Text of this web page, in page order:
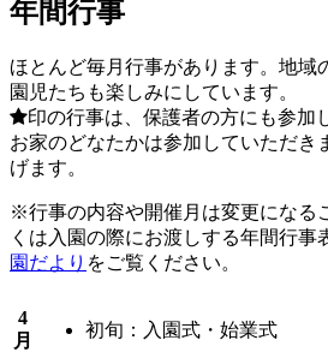
年間行事
ほとんど毎月行事があります。地域
園児たちも楽しみにしています。
印の行事は、保護者の方にも参加
お家のどなたかは参加していただき
げます。
※行事の内容や開催月は変更になる
くは入園の際にお渡しする年間行事
園だより をご覧ください。
4
月
初旬：入園式・始業式